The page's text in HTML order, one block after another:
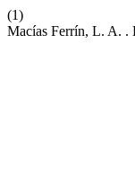
(1)
Macías Ferrín, L. A.